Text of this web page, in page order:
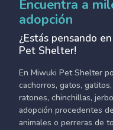
Encuentra a
adopción
¿Estás pensando
Pet Shelter!
En Miwuki Pet Shelter
cachorros, gatos,
ratones, chinchillas,
adopción procedentes
animales o perreras de